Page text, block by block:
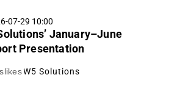
07-29 10:00
January–June
Presentation
W5 Solutions